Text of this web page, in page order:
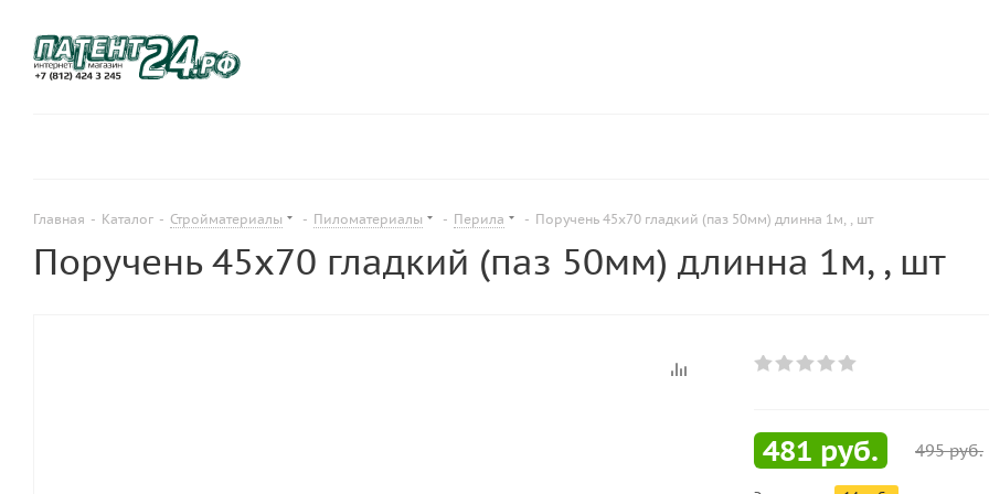
Главная - Каталог - Стройматериалы - Пиломатериалы - Перила - Поручень 45х70 гладкий (паз 50мм) длинна 1м, , шт
Поручень 45х70 гладкий (паз 50мм) длинна 1м, , шт
481 руб. 495руб.